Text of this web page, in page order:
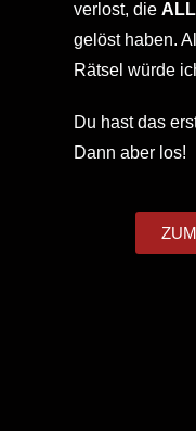
verlost, die
gelöst haben.
Rätsel würde
Du hast das
Dann aber los!